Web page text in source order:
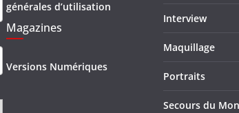
générales d’utilisation
Magazines
Versions Numériques
Interview
Maquillage
Portraits
Secours du